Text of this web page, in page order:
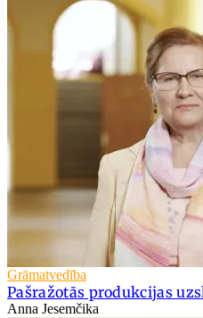
Grāmatvedība
Pašražotās produkcijas
Anna Jesemčika